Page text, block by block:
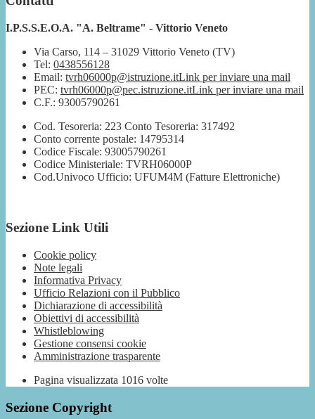
I.P.S.S.E.O.A. "A. Beltrame" - Vittorio Veneto
Via Carso, 114 – 31029 Vittorio Veneto (TV)
Tel: 0438556128
Email: tvrh06000p@istruzione.itLink per inviare una mail
PEC: tvrh06000p@pec.istruzione.itLink per inviare una mail
C.F.: 93005790261
Cod. Tesoreria: 223 Conto Tesoreria: 317492
Conto corrente postale: 14795314
Codice Fiscale: 93005790261
Codice Ministeriale: TVRH06000P
Cod.Univoco Ufficio: UFUM4M (Fatture Elettroniche)
Sezione Link Utili
Cookie policy
Note legali
Informativa Privacy
Ufficio Relazioni con il Pubblico
Dichiarazione di accessibilità
Obiettivi di accessibilità
Whistleblowing
Gestione consensi cookie
Amministrazione trasparente
Pagina visualizzata 1016 volte
Sezione Copyright